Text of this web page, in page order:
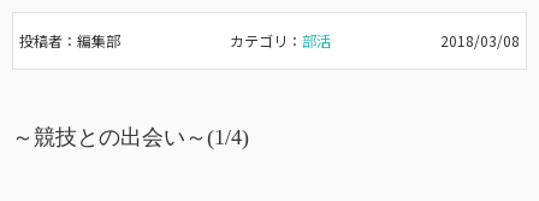
投稿者：編集部 カテゴリ： 部活 2018/03/08
～競技との出会い～(1/4)